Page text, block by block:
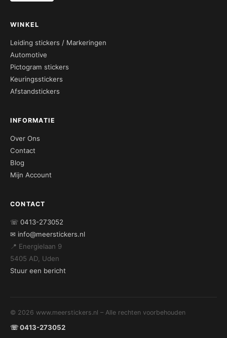
WINKEL
Leiding stickers / Markeringen
Automotive
Pictogram stickers
Keuringsstickers
Afstandstickers
INFORMATIE
Over Ons
Contact
Blog
Mijn Account
CONTACT
☏ 0413-273052
✉ info@meerstickers.nl
📍 Energielaan 9
5405 AD, Uden
Stuur een bericht
© 2026 www.meerstickers.nl – Alle rechten voorbehouden
☏ 0413-273052